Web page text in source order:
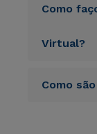
totam rem
Como
Virtual?
totam rem
Como